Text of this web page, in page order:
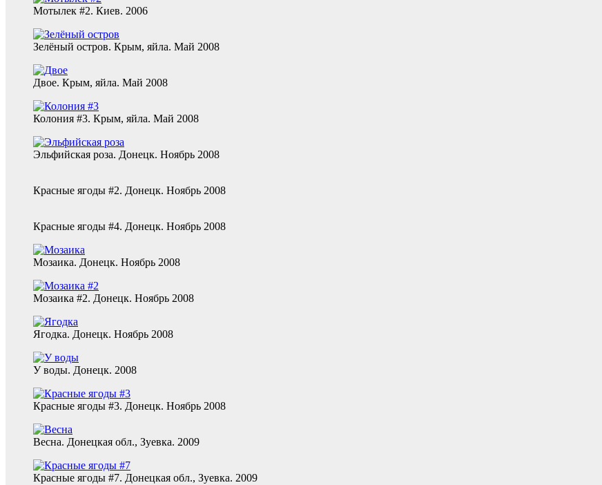
Мотылек #2. Киев. 2006
Зелёный остров. Крым, яйла. Май 2008
Двое. Крым, яйла. Май 2008
Колония #3. Крым, яйла. Май 2008
Эльфийская роза. Донецк. Ноябрь 2008
Красные ягоды #2. Донецк. Ноябрь 2008
Красные ягоды #4. Донецк. Ноябрь 2008
Мозаика. Донецк. Ноябрь 2008
Мозаика #2. Донецк. Ноябрь 2008
Ягодка. Донецк. Ноябрь 2008
У воды. Донецк. 2008
Красные ягоды #3. Донецк. Ноябрь 2008
Весна. Донецкая обл., Зуевка. 2009
Красные ягоды #7. Донецкая обл., Зуевка. 2009